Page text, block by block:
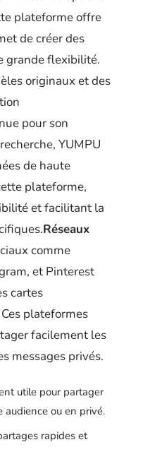
plateforme offre
de créer des
grande flexibilité.
originaux et des
pour son
YUMPU
de haute
plateforme,
et facilitant la
Réseaux
comme
et Pinterest
cartes
plateformes
facilement les
messages privés.
utile pour partager
audience ou en privé.
rapides et